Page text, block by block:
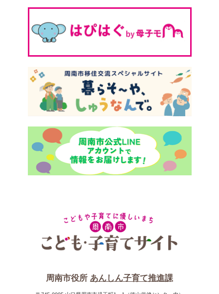
周南市役所 あんしん子育て推進課